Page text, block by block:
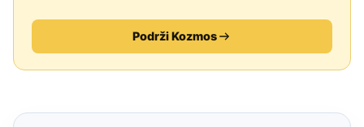
Podrži Kozmos